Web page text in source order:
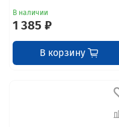
В наличии
1 385 ₽
В корзину